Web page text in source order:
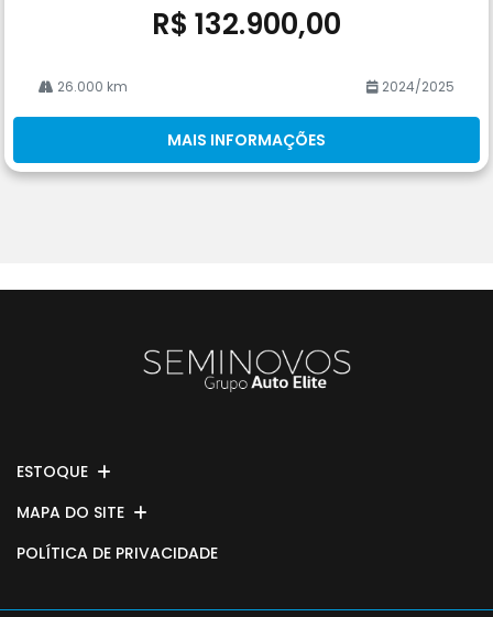
R$ 132.900,00
26.000 km 2024/2025
MAIS INFORMAÇÕES
ESTOQUE
MAPA DO SITE
POLÍTICA DE PRIVACIDADE